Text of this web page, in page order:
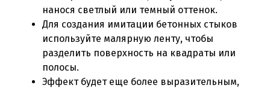
нанося светлый или темный оттенок.
Для создания имитации бетонных стыков
используйте малярную ленту, чтобы
разделить поверхность на квадраты или
полосы.
Эффект будет еще более выразительным,